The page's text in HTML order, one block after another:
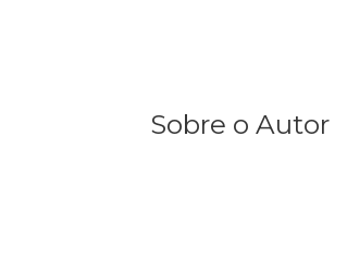
Sobre o Autor